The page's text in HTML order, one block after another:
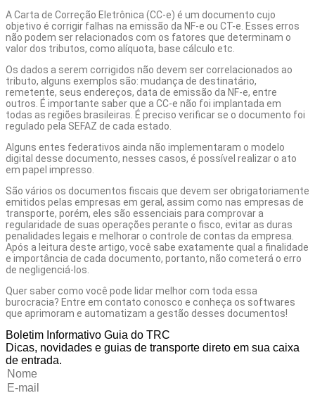
A Carta de Correção Eletrônica (CC-e) é um documento cujo
objetivo é corrigir falhas na emissão da NF-e ou CT-e. Esses erros
não podem ser relacionados com os fatores que determinam o
valor dos tributos, como alíquota, base cálculo etc.
Os dados a serem corrigidos não devem ser correlacionados ao
tributo, alguns exemplos são: mudança de destinatário,
remetente, seus endereços, data de emissão da NF-e, entre
outros. É importante saber que a CC-e não foi implantada em
todas as regiões brasileiras. É preciso verificar se o documento foi
regulado pela SEFAZ de cada estado.
Alguns entes federativos ainda não implementaram o modelo
digital desse documento, nesses casos, é possível realizar o ato
em papel impresso.
São vários os documentos fiscais que devem ser obrigatoriamente
emitidos pelas empresas em geral, assim como nas empresas de
transporte, porém, eles são essenciais para comprovar a
regularidade de suas operações perante o fisco, evitar as duras
penalidades legais e melhorar o controle de contas da empresa
Após a leitura deste artigo, você sabe exatamente qual a finalidade
e importância de cada documento, portanto, não cometerá o erro
de negligenciá-los.
Quer saber como você pode lidar melhor com toda essa
burocracia? Entre em contato conosco e conheça os softwares
que aprimoram e automatizam a gestão desses documentos!
Boletim Informativo Guia do TRC
Dicas, novidades e guias de transporte direto em sua caixa
de entrada.